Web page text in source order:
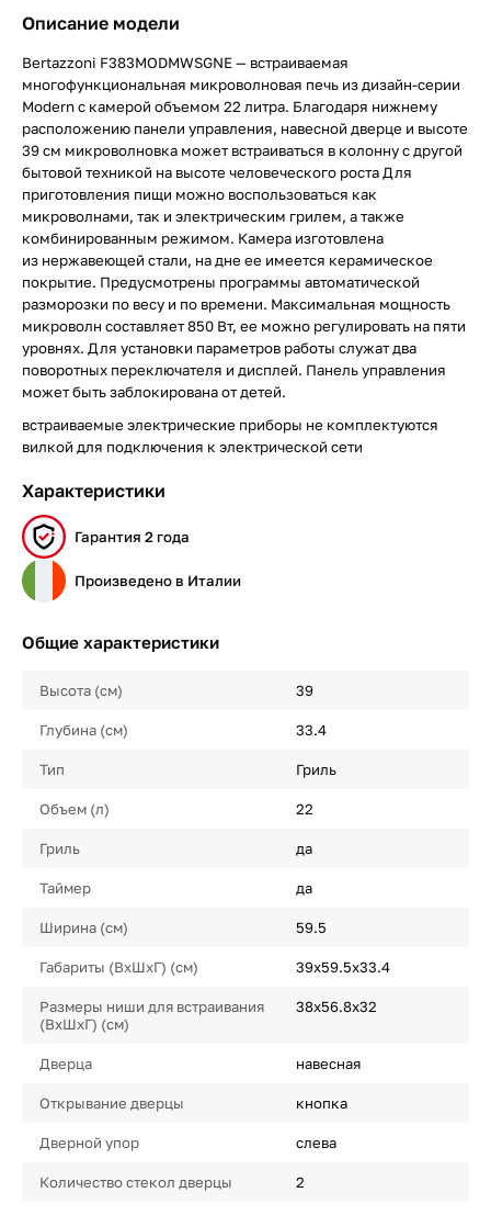
Описание модели
Bertazzoni F383MODMWSGNE — встраиваемая
многофункциональная микроволновая печь из дизайн-серии
Modern с камерой объемом 22 литра. Благодаря нижнему
расположению панели управления, навесной дверце и высоте
39 см микроволновка может встраиваться в колонну с другой
бытовой техникой на высоте человеческого роста Для
приготовления пищи можно воспользоваться как
микроволнами, так и электрическим грилем, а также
комбинированным режимом. Камера изготовлена
из нержавеющей стали, на дне ее имеется керамическое
покрытие. Предусмотрены программы автоматической
разморозки по весу и по времени. Максимальная мощность
микроволн составляет 850 Вт, ее можно регулировать на пяти
уровнях. Для установки параметров работы служат два
поворотных переключателя и дисплей. Панель управления
может быть заблокирована от детей.
встраиваемые электрические приборы не комплектуются
вилкой для подключения к электрической сети
Характеристики
Гарантия 2 года
Произведено в Италии
Общие характеристики
Высота (см) 39
Глубина (см) 33.4
Тип Гриль
Объем (л) 22
Гриль да
Таймер да
Ширина (cм) 59.5
Габариты (ВхШхГ) (cм) 39х59.5х33.4
Размеры ниши для встраивания
(ВxШxГ) (cм)
38х56.8х32
Дверца навесная
Открывание дверцы кнопка
Дверной упор слева
Количество стекол дверцы 2